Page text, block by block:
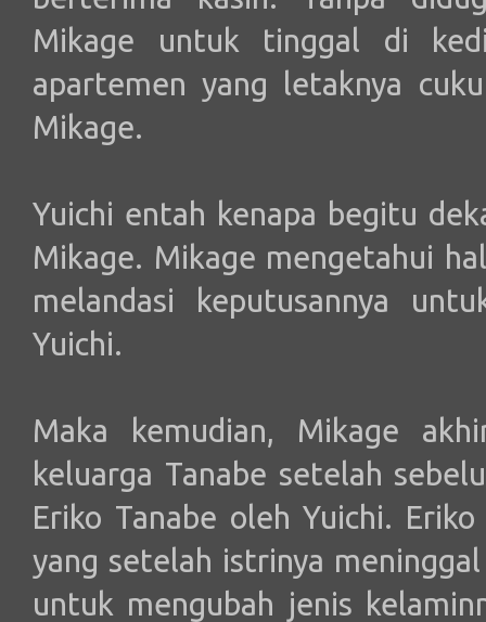
Mikage untuk tinggal di
apartemen yang letaknya
Mikage.
Yuichi entah kenapa begitu
Mikage. Mikage mengetahui
melandasi keputusannya
Yuichi.
Maka kemudian, Mikage
keluarga Tanabe setelah
Eriko Tanabe oleh Yuichi.
yang setelah istrinya
untuk mengubah jenis